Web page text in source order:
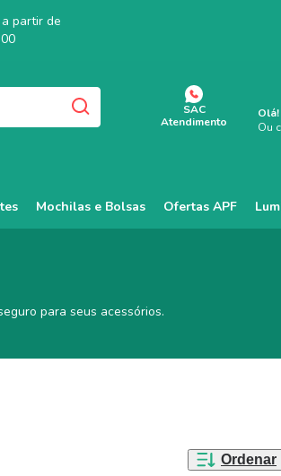
partir de
SAC
Atendimento
Olá!
Ou
Mochilas e Bolsas Ofertas APF
para seus acessórios.
Ordenar